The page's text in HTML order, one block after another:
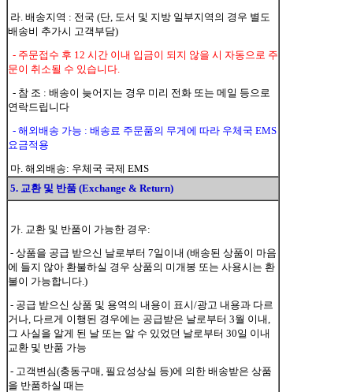
라. 배송지역 : 전국 (단, 도서 및 지방 일부지역의 경우 별도
배송비 추가시 고객부담)
- 주문접수 후 12 시간 이내 입금이 되지 않을 시 자동으로 주
문이 취소될 수 있습니다.
- 참 조 : 배송이 늦어지는 경우 미리 전화 또는 메일 등으로
연락드립니다
- 해외배송 가능 : 배송료 주문품의 무게에 따라 우체국 EMS
요금적용
마. 해외배송: 우체국 국제 EMS
5. 교환 및 반품 (Exchange & Return)
가. 교환 및 반품이 가능한 경우:
- 상품을 공급 받으신 날로부터 7일이내 (배송된 상품이 마음
에 들지 않아 환불하실 경우 상품의 미개봉 또는 사용시는 환
불이 가능합니다.)
- 공급 받으신 상품 및 용역의 내용이 표시/광고 내용과 다르
거나, 다르게 이행된 경우에는 공급받은 날로부터 3월 이내,
그 사실을 알게 된 날 또는 알 수 있었던 날로부터 30일 이내
교환 및 반품 가능
- 고객변심(충동구매, 필요성상실 등)에 의한 배송받은 상품
을 반품하실 때는